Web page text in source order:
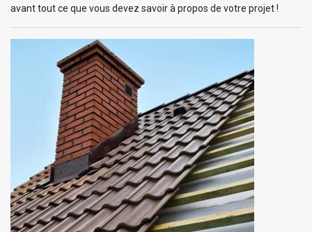
avant tout ce que vous devez savoir à propos de votre projet !